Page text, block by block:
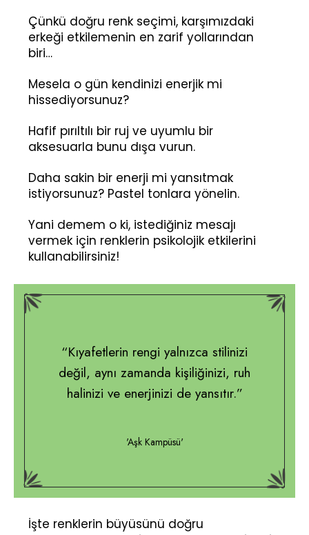
Çünkü doğru renk seçimi, karşımızdaki
erkeği etkilemenin en zarif yollarından
biri…
Mesela o gün kendinizi enerjik mi
hissediyorsunuz?
Hafif pırıltılı bir ruj ve uyumlu bir
aksesuarla bunu dışa vurun.
Daha sakin bir enerji mi yansıtmak
istiyorsunuz? Pastel tonlara yönelin.
Yani demem o ki, istediğiniz mesajı
vermek için renklerin psikolojik etkilerini
kullanabilirsiniz!
“Kıyafetlerin rengi yalnızca stilinizi
değil, aynı zamanda kişiliğinizi, ruh
halinizi ve enerjinizi de yansıtır.”
'Aşk Kampüsü'
İşte renklerin büyüsünü doğru